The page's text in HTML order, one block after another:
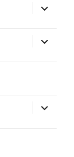
anzeigen
anzeigen
anzeigen